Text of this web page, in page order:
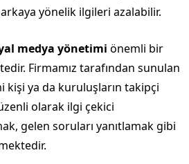
yönelik ilgileri azalabilir.
medya yönetimi önemli bir
Firmamız tarafından sunulan
kişi ya da kuruluşların takipçi
olarak ilgi çekici
gelen soruları yanıtlamak gibi